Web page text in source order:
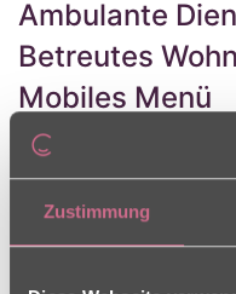
Zustimmung
Ambulante
Betreutes
Mobiles Menü
Karriere